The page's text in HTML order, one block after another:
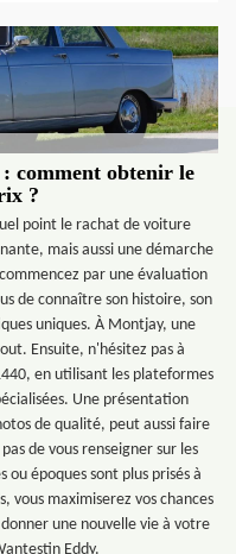
comment obtenir le
?
point le rachat de voiture
mais aussi une démarche
par une évaluation
de connaître son histoire, son
uniques. À Montjay, une
Ensuite, n'hésitez pas à
en utilisant les plateformes
Une présentation
de qualité, peut aussi faire
de vous renseigner sur les
époques sont plus prisés à
vous maximiserez vos chances
une nouvelle vie à votre
Eddy.